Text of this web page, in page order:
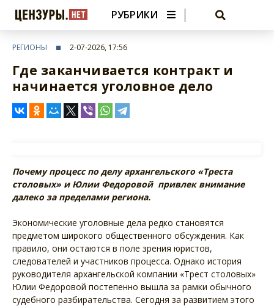
РУБРИКИ
РЕГИОНЫ 2-07-2026, 17:56
Где заканчивается контракт и
начинается уголовное дело
Почему процесс по делу архангельского «Треста
столовых» и Юлии Федоровой привлек внимание
далеко за пределами региона.
Экономические уголовные дела редко становятся
предметом широкого общественного обсуждения. Как
правило, они остаются в поле зрения юристов,
следователей и участников процесса. Однако история
руководителя архангельской компании «Трест столовых»
Юлии Федоровой постепенно вышла за рамки обычного
судебного разбирательства. Сегодня за развитием этого